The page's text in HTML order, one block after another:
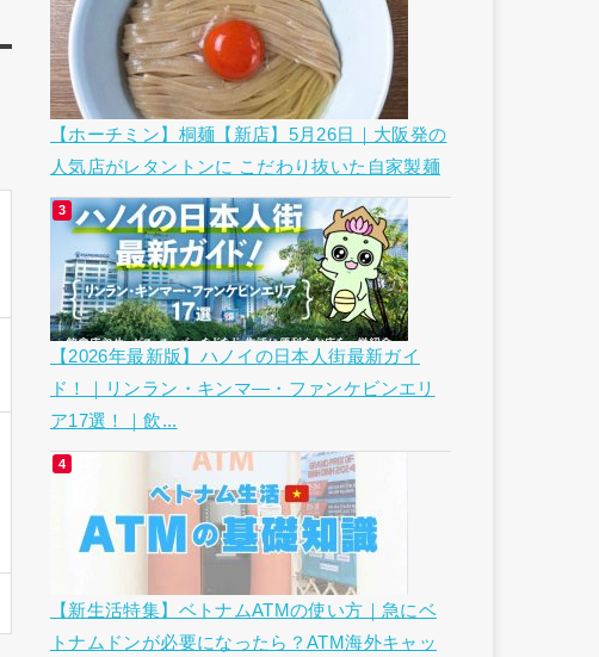
【ホーチミン】桐麺【新店】5月26日｜大阪発の
人気店がレタントンに こだわり抜いた自家製麺
【2026年最新版】ハノイの日本人街最新ガイ
ド！｜リンラン・キンマ―・ファンケビンエリ
ア17選！｜飲...
【新生活特集】ベトナムATMの使い方｜急にベ
トナムドンが必要になったら？ATM海外キャッ